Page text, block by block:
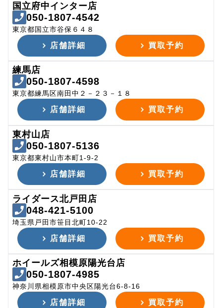
国立府中インター店
050-1807-4542
東京都国立市谷保６４８
店舗詳細 買取予約
練馬店
050-1807-4598
東京都練馬区南田中２－２３－１８
店舗詳細 買取予約
東村山店
050-1807-5136
東京都東村山市本町1-9-2
店舗詳細 買取予約
ライダース北戸田店
048-421-5100
埼玉県戸田市笹目北町10-22
店舗詳細 買取予約
ホイールズ相模原陽光台店
050-1807-4985
神奈川県相模原市中央区陽光台6-8-16
店舗詳細 買取予約